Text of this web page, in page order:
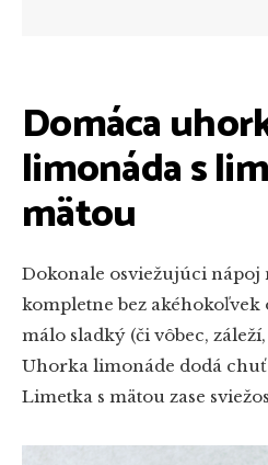
Domáca
limonáda s
mätou
Dokonale osviežujúci nápoj
kompletne bez akéhokoľvek
málo sladký (či vôbec,
Uhorka limonáde dodá
Limetka s mätou zase